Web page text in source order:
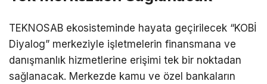
TEKNOSAB ekosisteminde hayata geçirilecek “KOBİ
Diyalog” merkeziyle işletmelerin finansmana ve
danışmanlık hizmetlerine erişimi tek bir noktadan
sağlanacak. Merkezde kamu ve özel bankaların